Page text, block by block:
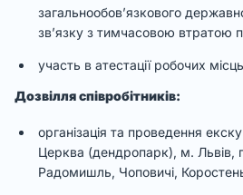
загальнообов’язкового
зв’язку з тимчасовою втратою
участь в атестації робочих
Дозвілля співробітників:
організація та проведення
Церква (дендропарк), м.
Радомишль, Чоповичі,